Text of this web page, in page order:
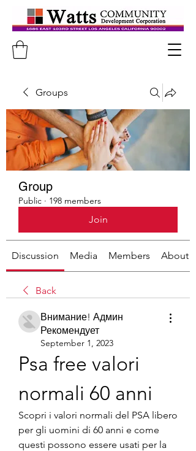
Groups
Group
Public · 198 members
Join
Discussion Media Members About
Back
Внимание! Админ
Рекомендует
September 1, 2023
Psa free valori
normali 60 anni
Scopri i valori normali del PSA libero
per gli uomini di 60 anni e come
questi possono essere usati per la